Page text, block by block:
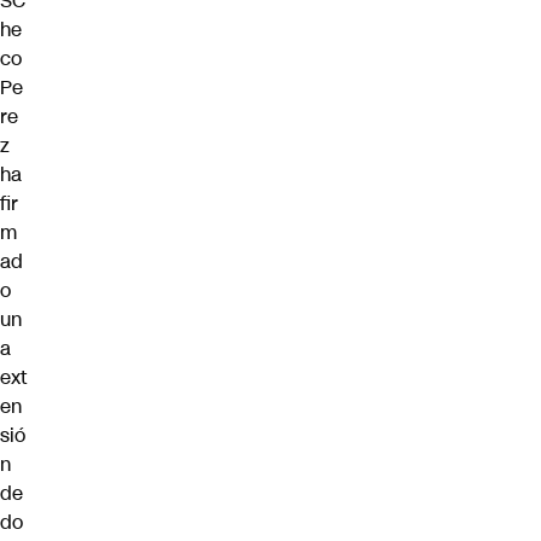
he
co
Pe
re
z
ha
fir
m
ad
o
un
a
ext
en
sió
n
de
do